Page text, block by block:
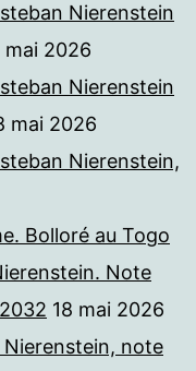
Nierenstein
mai 2026
Nierenstein
mai 2026
Nierenstein,
Bolloré au Togo
Note
18 mai 2026
note